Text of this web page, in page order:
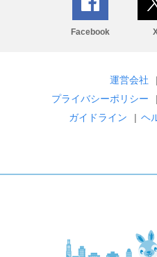
Facebook
運営会社 |
プライバシーポリシー
|
ガイドライン
| ヘ